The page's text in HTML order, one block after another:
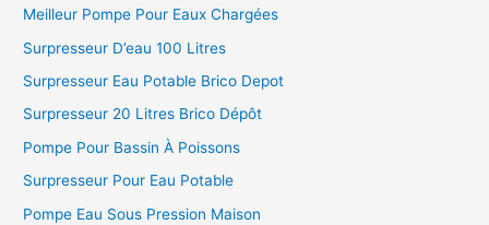
Meilleur Pompe Pour Eaux Chargées
Surpresseur D’eau 100 Litres
Surpresseur Eau Potable Brico Depot
Surpresseur 20 Litres Brico Dépôt
Pompe Pour Bassin À Poissons
Surpresseur Pour Eau Potable
Pompe Eau Sous Pression Maison